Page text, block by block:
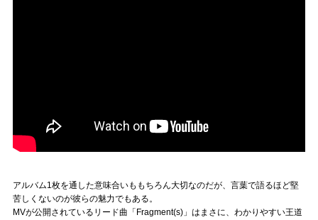
アルバム1枚を通した意味合いももちろん大切なのだが、言葉で語るほど堅
苦しくないのが彼らの魅力でもある。
MVが公開されているリード曲「Fragment(s)」はまさに、わかりやすい王道